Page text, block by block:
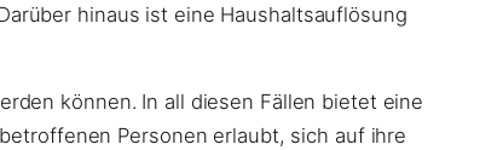
hinaus ist eine Haushaltsauflösung
können. In all diesen Fällen bietet eine
Personen erlaubt, sich auf ihre